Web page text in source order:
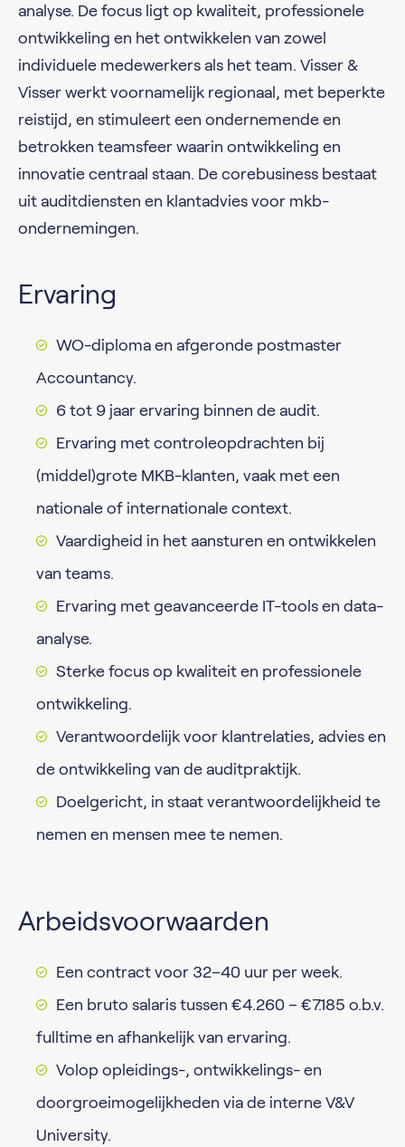
analyse. De focus ligt op kwaliteit, professionele
ontwikkeling en het ontwikkelen van zowel
individuele medewerkers als het team. Visser &
Visser werkt voornamelijk regionaal, met beperkte
reistijd, en stimuleert een ondernemende en
betrokken teamsfeer waarin ontwikkeling en
innovatie centraal staan. De corebusiness bestaat
uit auditdiensten en klantadvies voor mkb-
ondernemingen.
Ervaring
WO-diploma en afgeronde postmaster
Accountancy.
6 tot 9 jaar ervaring binnen de audit.
Ervaring met controleopdrachten bij
(middel)grote MKB-klanten, vaak met een
nationale of internationale context.
Vaardigheid in het aansturen en ontwikkelen
van teams.
Ervaring met geavanceerde IT-tools en data-
analyse.
Sterke focus op kwaliteit en professionele
ontwikkeling.
Verantwoordelijk voor klantrelaties, advies en
de ontwikkeling van de auditpraktijk.
Doelgericht, in staat verantwoordelijkheid te
nemen en mensen mee te nemen.
Arbeidsvoorwaarden
Een contract voor 32–40 uur per week.
Een bruto salaris tussen €4.260 – €7.185 o.b.v.
fulltime en afhankelijk van ervaring.
Volop opleidings-, ontwikkelings- en
doorgroeimogelijkheden via de interne V&V
University.